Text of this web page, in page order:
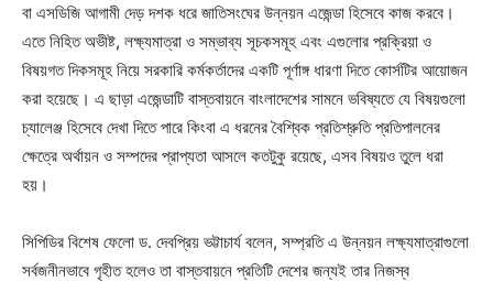
বা এসডিজি আগামী দেড় দশক ধরে জাতিসংঘের উন্নয়ন এজেন্ডা হিসেবে কাজ করবে।
এতে নিহিত অভীষ্ট, লক্ষ্যমাত্রা ও সম্ভাব্য সূচকসমূহ এবং এগুলোর প্রক্রিয়া ও
বিষয়গত দিকসমূহ নিয়ে সরকারি কর্মকর্তাদের একটি পূর্ণাঙ্গ ধারণা দিতে কোর্সটির আয়োজন
করা হয়েছে। এ ছাড়া এজেন্ডাটি বাস্তবায়নে বাংলাদেশের সামনে ভবিষ্যতে যে বিষয়গুলো
চ্যালেঞ্জ হিসেবে দেখা দিতে পারে কিংবা এ ধরনের বৈশ্বিক প্রতিশ্রুতি প্রতিপালনের
ক্ষেত্রে অর্থায়ন ও সম্পদের প্রাপ্যতা আসলে কতটুকু রয়েছে, এসব বিষয়ও তুলে ধরা
হয়।
সিপিডির বিশেষ ফেলো ড. দেবপ্রিয় ভট্টাচার্য বলেন, সম্প্রতি এ উন্নয়ন লক্ষ্যমাত্রাগুলো
সর্বজনীনভাবে গৃহীত হলেও তা বাস্তবায়নে প্রতিটি দেশের জন্যই তার নিজস্ব